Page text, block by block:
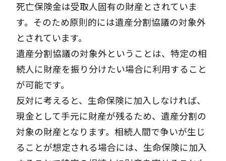
死亡保険金は受取人固有の財産とされていま
す。そのため原則的には遺産分割協議の対象外
とされています。
遺産分割協議の対象外ということは、特定の相
続人に財産を振り分けたい場合に利用すること
が可能です。
反対に考えると、生命保険に加入しなければ、
現金として手元に財産が残るため、遺産分割の
対象の財産となります。相続人間で争いが生じ
ることが想定される場合には、生命保険に加入